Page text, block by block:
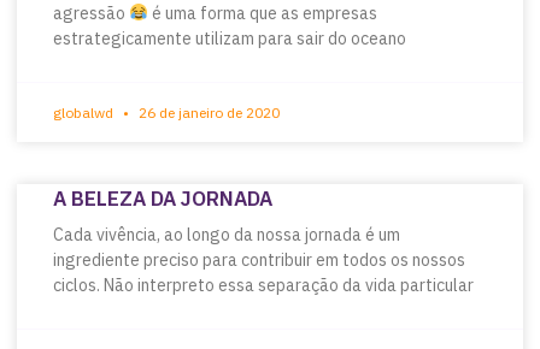
agressão
é uma forma que as empresas
estrategicamente utilizam para sair do oceano
globalwd 26 de janeiro de 2020
A BELEZA DA JORNADA
Cada vivência, ao longo da nossa jornada é um
ingrediente preciso para contribuir em todos os nossos
ciclos. Não interpreto essa separação da vida particular